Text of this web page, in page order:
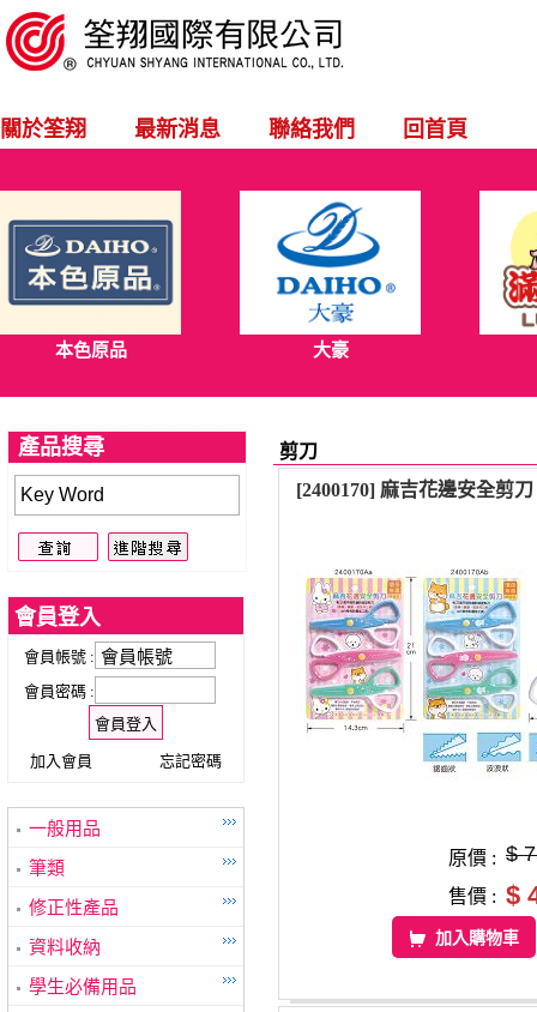
關於筌翔 最新消息 聯絡我們 回首頁
本色原品 大豪
產品搜尋
會員登入
會員帳號 :
會員密碼 :
加入會員 忘記密碼
一般用品
筆類
修正性產品
資料收納
學生必備用品
剪刀
[2400170] 麻吉花邊安全剪刀
原價 : $
售價 : $
加入購物車